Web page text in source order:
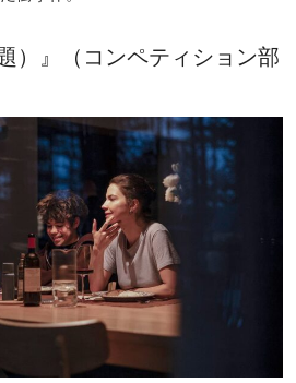
）』（コンペティション部